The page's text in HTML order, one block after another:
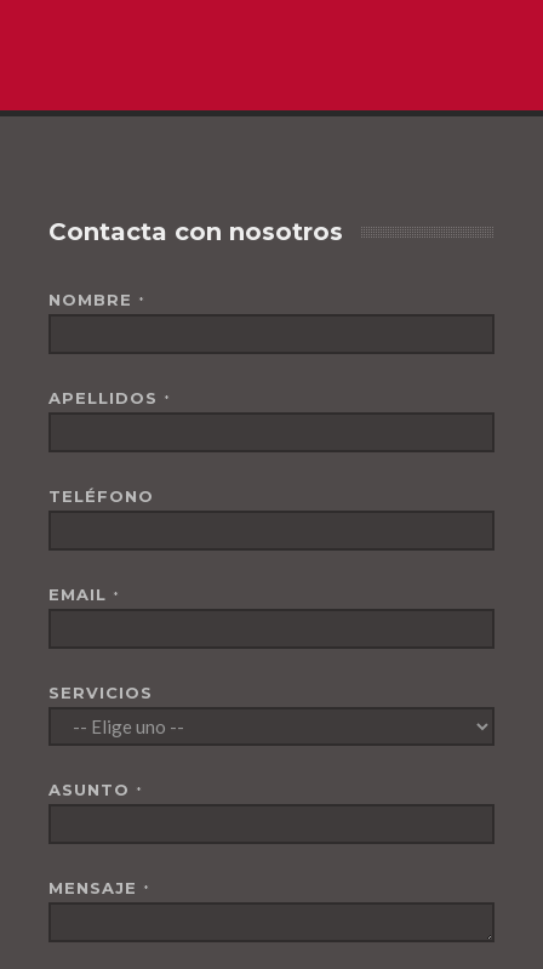
Contacta con nosotros
NOMBRE *
APELLIDOS *
TELÉFONO
EMAIL *
SERVICIOS
ASUNTO *
MENSAJE *